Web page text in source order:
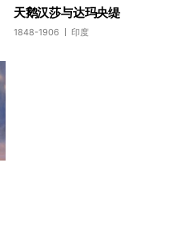
天鹅汉莎与达玛央缇
1848-1906 印度